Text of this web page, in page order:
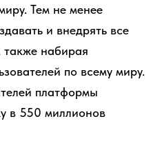
Тем не менее
и внедрять все
набирая
по всему миру.
платформы
в 550 миллионов